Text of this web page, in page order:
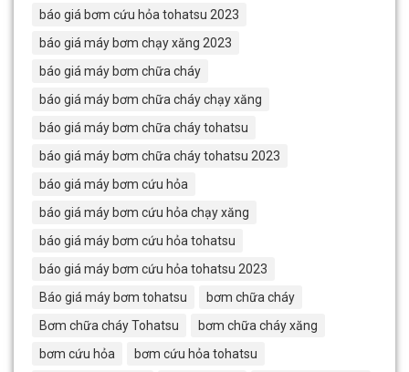
báo giá bơm cứu hỏa tohatsu 2023
báo giá máy bơm chạy xăng 2023
báo giá máy bơm chữa cháy
báo giá máy bơm chữa cháy chạy xăng
báo giá máy bơm chữa cháy tohatsu
báo giá máy bơm chữa cháy tohatsu 2023
báo giá máy bơm cứu hỏa
báo giá máy bơm cứu hỏa chạy xăng
báo giá máy bơm cứu hỏa tohatsu
báo giá máy bơm cứu hỏa tohatsu 2023
Báo giá máy bơm tohatsu
bơm chữa cháy
Bơm chữa cháy Tohatsu
bơm chữa cháy xăng
bơm cứu hỏa
bơm cứu hỏa tohatsu